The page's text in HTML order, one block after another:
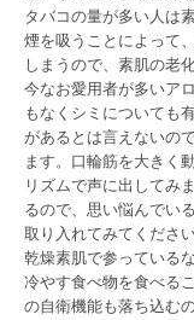
タバコの量が多い人は
煙を吸うことによって
しまうので、素肌の老
今なお愛用者が多いア
もなくシミについても
があるとは言えないの
ます。口輪筋を大きく
リズムで声に出してみ
るので、思い悩んでい
取り入れてみてください
乾燥素肌で参っている
冷やす食べ物を食べる
の自衛機能も落ち込む